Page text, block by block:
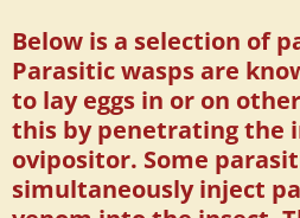
Below is a selection of
Parasitic wasps are
to lay eggs in or on
this by penetrating the
ovipositor. Some
simultaneously inject